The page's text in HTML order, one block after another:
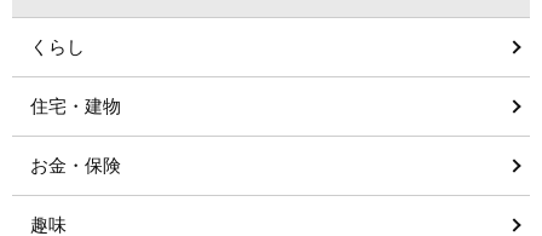
くらし
住宅・建物
お金・保険
趣味